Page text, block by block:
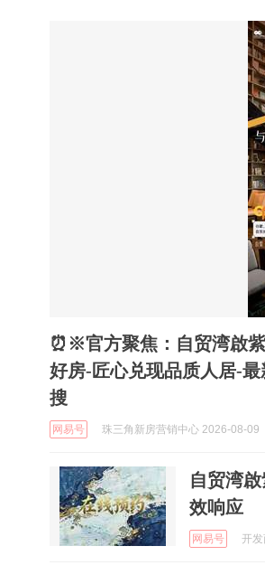
⏰※官方聚焦：自贸湾啟
好房-匠心兑现品质人居-
搜
网易号 珠三角新房营销中心 2026-08-09
自贸湾
效响应
网易号 开